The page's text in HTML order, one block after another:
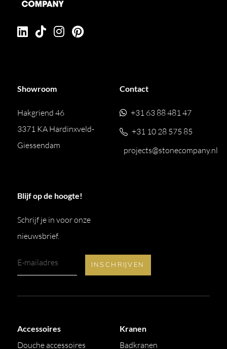
Showroom
Hakgriend 46
3371 KA Hardinxveld-
Giessendam
Contact
+31 63 88 481 47
+31 10 28 575 85
projects@stonecompany.nl
Blijf op de hoogte!
Schrijf je in voor onze
nieuwsbrief.
Accessoires
Douche accessoires
Kranen
Badkranen